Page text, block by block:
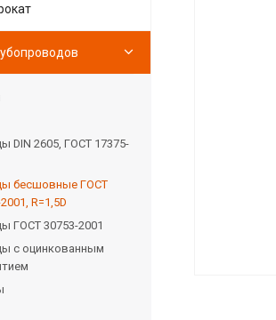
DIN 2605, ГОСТ 17375-
бесшовные ГОСТ
R=1,5D
ГОСТ 30753-2001
с оцинкованным